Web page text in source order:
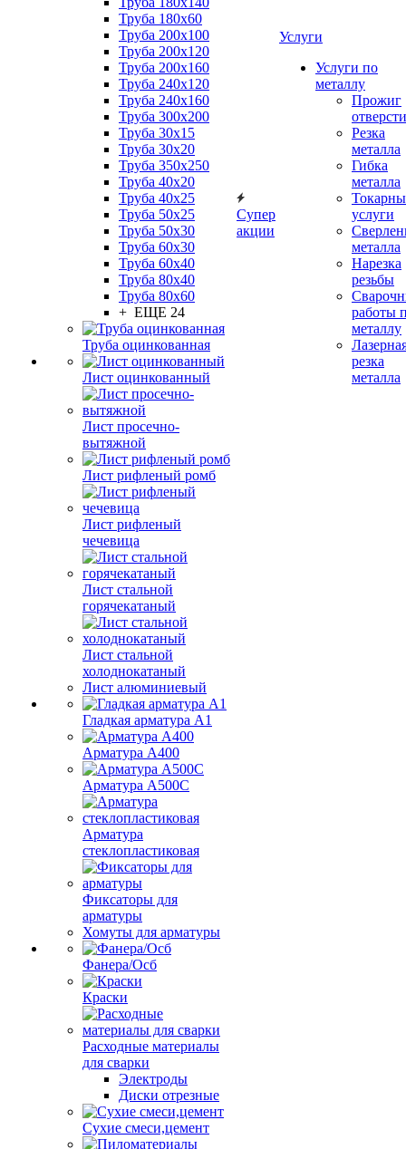
Труба 180x60
Труба 200x100
Труба 200x120
Труба 200x160
Труба 240x120
Труба 240x160
Труба 300x200
Труба 30x15
Труба 30x20
Труба 350x250
Труба 40x20
Труба 40x25
Труба 50x25
Труба 50x30
Труба 60x30
Труба 60x40
Труба 80x40
Труба 80x60
+ ЕЩЕ 24
Труба оцинкованная
Лист оцинкованный
Лист просечно-
вытяжной
Лист рифленый ромб
Лист рифленый
чечевица
Лист стальной
горячекатаный
Лист стальной
холоднокатаный
Лист алюминиевый
Гладкая арматура А1
Арматура А400
Арматура A500C
Арматура
стеклопластиковая
Фиксаторы для
арматуры
Хомуты для арматуры
Фанера/Осб
Краски
Расходные материалы
для сварки
Электроды
Диски отрезные
Сухие смеси,цемент
Супер
акции
Услуги
Услуги по
металлу
Прожиг
Резка
металла
Гибка
металла
услуги
металла
Нарезка
резьбы
работы
металлу
резка
металла